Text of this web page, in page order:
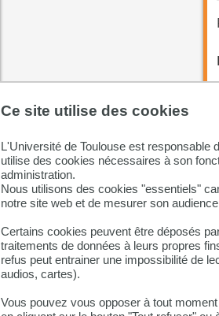
Ce site utilise des cookies
L'Université de Toulouse est responsable
utilise des cookies nécessaires à son
administration.
Nous utilisons des cookies "essentiels"
notre site web et de mesurer son
Certains cookies peuvent être déposés
traitements de données à leurs propres
refus peut entrainer une impossibilité de
audios, cartes).
Vous pouvez vous opposer à tout